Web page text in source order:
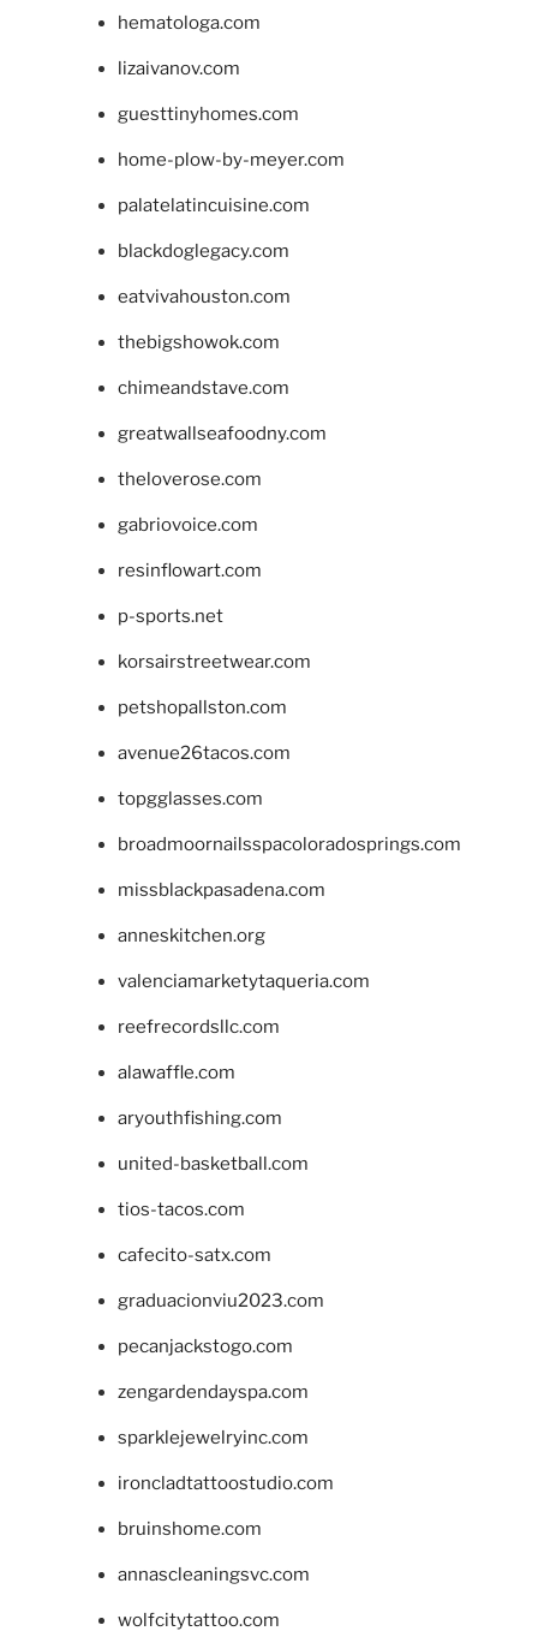
hematologa.com
lizaivanov.com
guesttinyhomes.com
home-plow-by-meyer.com
palatelatincuisine.com
blackdoglegacy.com
eatvivahouston.com
thebigshowok.com
chimeandstave.com
greatwallseafoodny.com
theloverose.com
gabriovoice.com
resinflowart.com
p-sports.net
korsairstreetwear.com
petshopallston.com
avenue26tacos.com
topgglasses.com
broadmoornailsspacoloradosprings.com
missblackpasadena.com
anneskitchen.org
valenciamarketytaqueria.com
reefrecordsllc.com
alawaffle.com
aryouthfishing.com
united-basketball.com
tios-tacos.com
cafecito-satx.com
graduacionviu2023.com
pecanjackstogo.com
zengardendayspa.com
sparklejewelryinc.com
ironcladtattoostudio.com
bruinshome.com
annascleaningsvc.com
wolfcitytattoo.com